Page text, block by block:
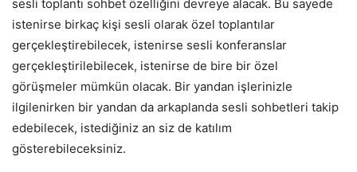
sesli toplantı sohbet özelliğini devreye alacak. Bu sayede
istenirse birkaç kişi sesli olarak özel toplantılar
gerçekleştirebilecek, istenirse sesli konferanslar
gerçekleştirilebilecek, istenirse de bire bir özel
görüşmeler mümkün olacak. Bir yandan işlerinizle
ilgilenirken bir yandan da arkaplanda sesli sohbetleri takip
edebilecek, istediğiniz an siz de katılım
gösterebileceksiniz.